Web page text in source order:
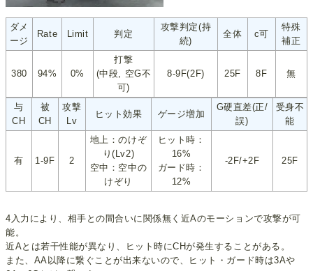
ダメ
ージ
Rate Limit 判定
攻撃判定(持
続)
全体 c可
特殊
補正
380 94% 0%
打撃
(中段, 空G不
可)
8-9F(2F) 25F 8F 無
与
CH
被
CH
攻撃
Lv
ヒット効果 ゲージ増加
G硬直差(正/
誤)
受身不
能
有 1-9F 2
地上：のけぞ
り(Lv2)
空中：空中の
けぞり
ヒット時：
16%
ガード時：
12%
-2F/+2F 25F
4入力により、相手との間合いに関係無く近Aのモーションで攻撃が可
能。
近Aとは若干性能が異なり、ヒット時にCHが発生することがある。
また、AA以降に繋ぐことが出来ないので、ヒット・ガード時は3Aや